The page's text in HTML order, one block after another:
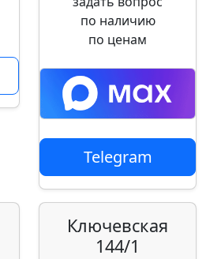
по наличию
по ценам
Telegram
Ключевская
144/1